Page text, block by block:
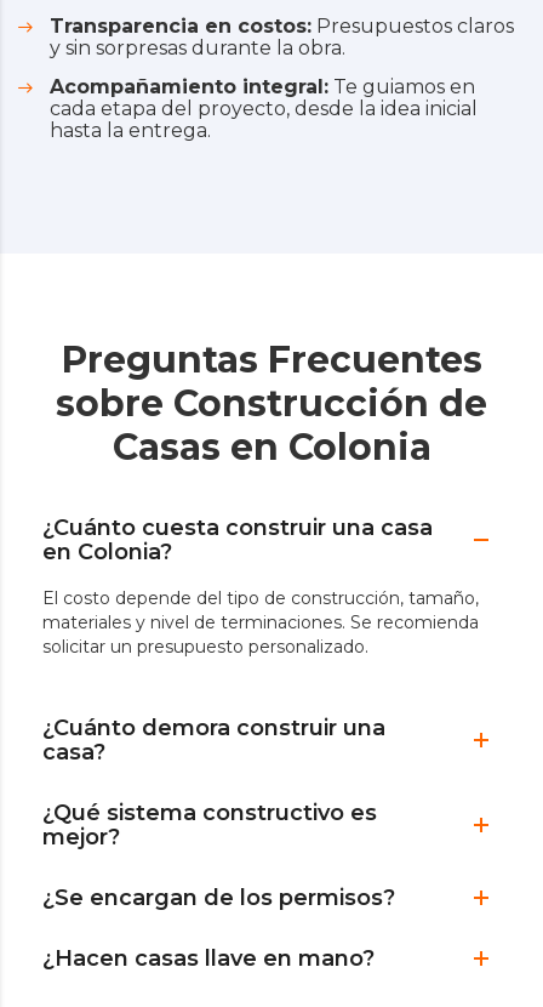
Transparencia en costos: Presupuestos claros
y sin sorpresas durante la obra.
Acompañamiento integral: Te guiamos en
cada etapa del proyecto, desde la idea inicial
hasta la entrega.
Preguntas Frecuentes
sobre Construcción de
Casas en Colonia
¿Cuánto cuesta construir una casa
en Colonia?
El costo depende del tipo de construcción, tamaño,
materiales y nivel de terminaciones. Se recomienda
solicitar un presupuesto personalizado.
¿Cuánto demora construir una
casa?
¿Qué sistema constructivo es
mejor?
¿Se encargan de los permisos?
¿Hacen casas llave en mano?